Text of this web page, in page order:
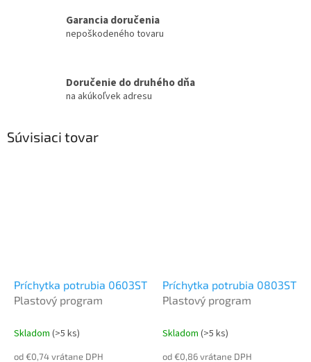
Garancia doručenia
nepoškodeného tovaru
Doručenie do druhého dňa
na akúkoľvek adresu
Súvisiaci tovar
Príchytka potrubia 0603ST
Plastový program
Skladom (>5 ks)
od €0,74 vrátane DPH
Príchytka potrubia 0803ST
Plastový program
Skladom (>5 ks)
od €0,86 vrátane DPH